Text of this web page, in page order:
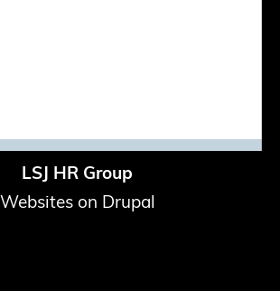
LSJ HR Group
Websites on Drupal